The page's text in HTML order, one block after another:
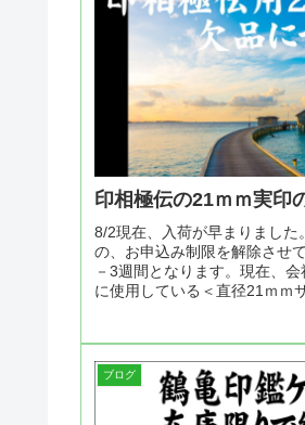
印相極伝の21ｍｍ実印
8/2現在、入荷が早まりました
の、お申込み制限を解除させ
－3週間となります。現在、
に使用している＜直径21ｍｍ
ブログ